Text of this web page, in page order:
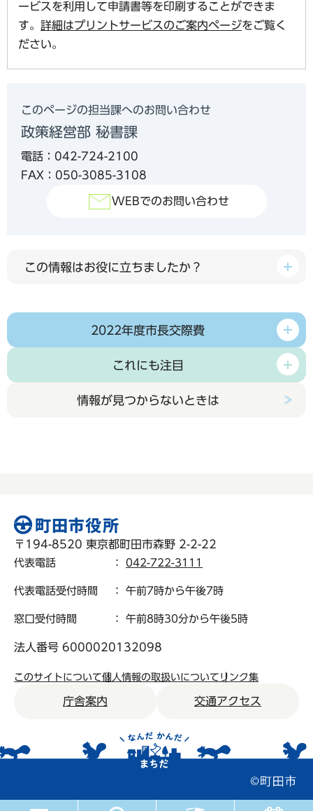
ービスを利用して申請書等を印刷することができま
す。 詳細はプリントサービスのご案内ページをご覧く
ださい。
このページの担当課へのお問い合わせ
政策経営部 秘書課
電話：042-724-2100
FAX：050-3085-3108
WEBでのお問い合わせ
この情報はお役に立ちましたか？
2022年度市長交際費
これにも注目
情報が見つからないときは
〒194-8520 東京都町田市森野 2-2-22
代表電話 ： 042-722-3111
代表電話受付時間 ： 午前7時から午後7時
窓口受付時間 ： 午前8時30分から午後5時
法人番号 6000020132098
このサイトについて個人情報の取扱いについて リンク集
庁舎案内 交通アクセス